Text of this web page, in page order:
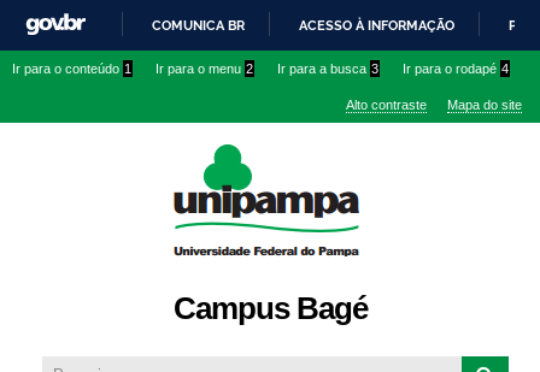
conteúdo
IR
O
COMUNICA BR ACESSO À INFORMAÇÃO
Ir para o conteúdo 1 Ir para o menu 2 Ir para a busca 3 Ir para o rodapé 4
Alto contraste Mapa do site
Campus Bagé